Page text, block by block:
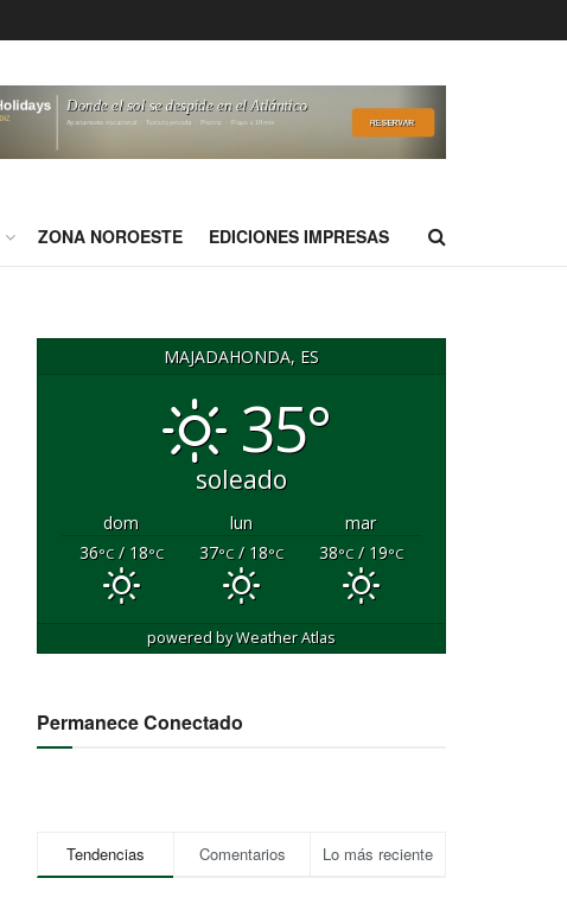
ZONA NOROESTE EDICIONES IMPRESAS
MAJADAHONDA, ES
35°
soleado
dom lun
mar
36°C/ 18°C 37°C/ 18°C 38°C/ 19°C
powered byWeather Atlas
Permanece Conectado
Tendencias Comentarios Lo más reciente